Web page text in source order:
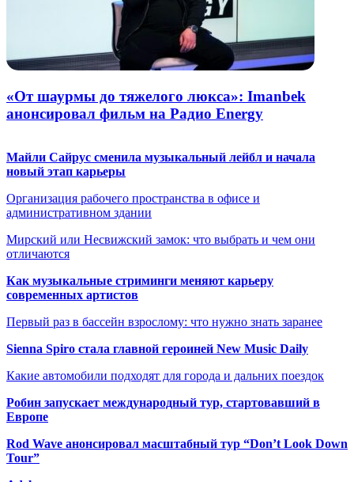
«От шаурмы до тяжелого люкса»: Imanbek
анонсировал фильм на Радио Energy
Майли Сайрус сменила музыкальный лейбл и начала
новый этап карьеры
Организация рабочего пространства в офисе и
административном здании
Мирский или Несвижский замок: что выбрать и чем они
отличаются
Как музыкальные стриминги меняют карьеру
современных артистов
Первый раз в бассейн взрослому: что нужно знать заранее
Sienna Spiro стала главной героиней New Music Daily
Какие автомобили подходят для города и дальних поездок
Робин запускает международный тур, стартовавший в
Европе
Rod Wave анонсировал масштабный тур “Don’t Look Down
Tour”